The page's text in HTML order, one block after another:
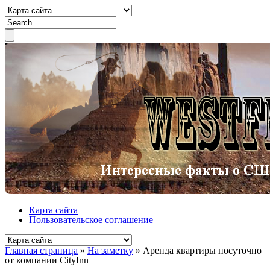
Карта сайта
Пользовательское соглашение
Главная страница » На заметку » Аренда квартиры посуточно
от компании CityInn